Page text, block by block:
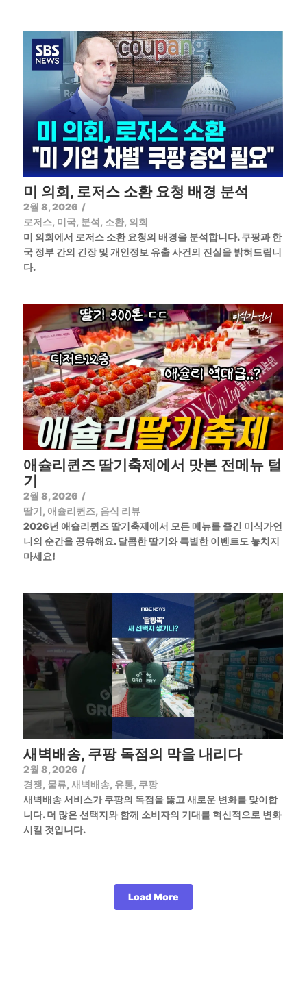
미 의회, 로저스 소환 요청 배경 분석
2월 8, 2026 /
로저스, 미국, 분석, 소환, 의회
미 의회에서 로저스 소환 요청의 배경을 분석합니다. 쿠팡과 한
국 정부 간의 긴장 및 개인정보 유출 사건의 진실을 밝혀드립니
다.
애슐리퀸즈 딸기축제에서 맛본 전메뉴 털
기
2월 8, 2026 /
딸기, 애슐리퀸즈, 음식 리뷰
2026년 애슐리퀸즈 딸기축제에서 모든 메뉴를 즐긴 미식가언
니의 순간을 공유해요. 달콤한 딸기와 특별한 이벤트도 놓치지
마세요!
새벽배송, 쿠팡 독점의 막을 내리다
2월 8, 2026 /
경쟁, 물류, 새벽배송, 유통, 쿠팡
새벽배송 서비스가 쿠팡의 독점을 뚫고 새로운 변화를 맞이합
니다. 더 많은 선택지와 함께 소비자의 기대를 혁신적으로 변화
시킬 것입니다.
Load More